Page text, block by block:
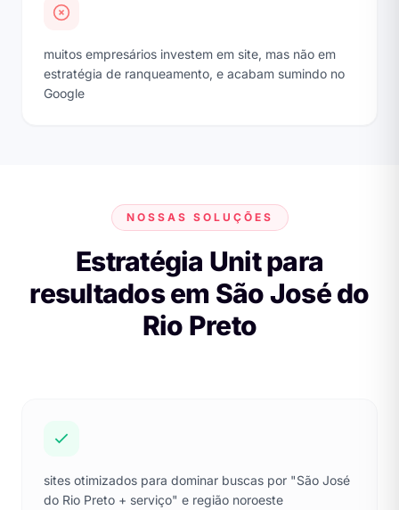
muitos empresários investem em site, mas não em
estratégia de ranqueamento, e acabam sumindo no
Google
NOSSAS SOLUÇÕES
Estratégia Unit para
resultados em São José do
Rio Preto
sites otimizados para dominar buscas por "São José
do Rio Preto + serviço" e região noroeste